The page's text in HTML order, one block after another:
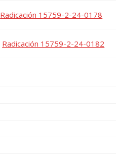
Radicación 15759-2-24-0178
Radicación 15759-2-24-0182